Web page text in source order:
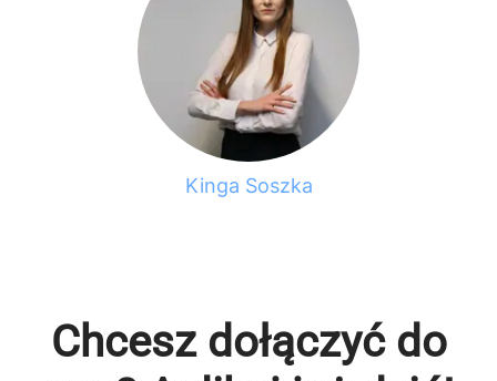
Kinga Soszka
Chcesz dołączyć do